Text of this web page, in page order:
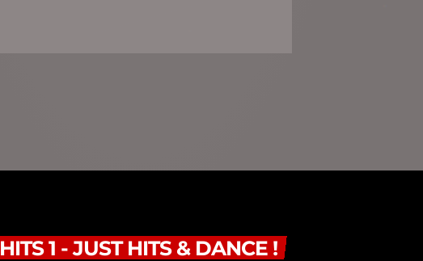
HITS 1 - JUST HITS & DANCE !